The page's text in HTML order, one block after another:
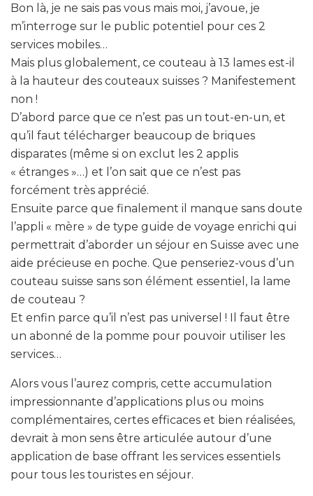
Bon là, je ne sais pas vous mais moi, j’avoue, je
m’interroge sur le public potentiel pour ces 2
services mobiles…
Mais plus globalement, ce couteau à 13 lames est-il
à la hauteur des couteaux suisses ? Manifestement
non !
D’abord parce que ce n’est pas un tout-en-un, et
qu’il faut télécharger beaucoup de briques
disparates (même si on exclut les 2 applis
« étranges »…) et l’on sait que ce n’est pas
forcément très apprécié.
Ensuite parce que finalement il manque sans doute
l’appli « mère » de type guide de voyage enrichi qui
permettrait d’aborder un séjour en Suisse avec une
aide précieuse en poche. Que penseriez-vous d’un
couteau suisse sans son élément essentiel, la lame
de couteau ?
Et enfin parce qu’il n’est pas universel ! Il faut être
un abonné de la pomme pour pouvoir utiliser les
services…
Alors vous l’aurez compris, cette accumulation
impressionnante d’applications plus ou moins
complémentaires, certes efficaces et bien réalisées,
devrait à mon sens être articulée autour d’une
application de base offrant les services essentiels
pour tous les touristes en séjour.